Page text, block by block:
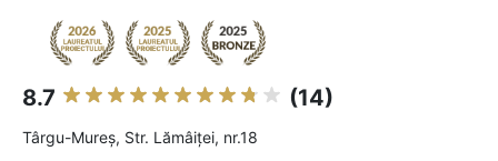
8.7 (14)
Târgu-Mureş, Str. Lămâiței, nr.18